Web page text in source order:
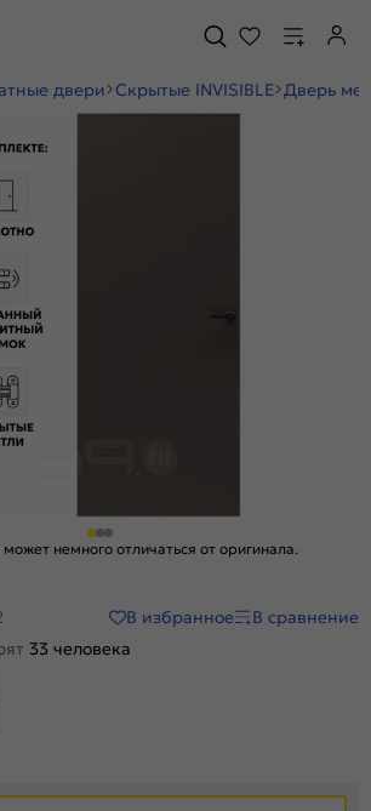
двери Скрытые INVISIBLE Дверь
немного отличаться от оригинала.
В избранное
В сравнение
33 человека